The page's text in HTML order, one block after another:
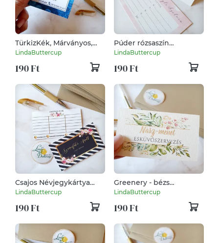
TürkizKék, Márványos,
Névjegykártya,
kozmetikus, fodrász,
körmös,
LindaButtercup
190 Ft
Púder rózsaszín
Időpontos
Névjegykártya, DUPLA
OLDALAS, Névjegykártya,
kozmetikus, fodrász,
körmös,
LindaButtercup
190 Ft
Csajos Névjegykártya
Időpontos, arany színű és
fekete, rózsás, DUPLA
OLDALAS, kozmetikus,
fodrász, körmös,
LindaButtercup
190 Ft
Greenery - bézs
Névjegykártya,
kozmetikus, fodrász,
körmös, esküvőszervező
LindaButtercup
190 Ft